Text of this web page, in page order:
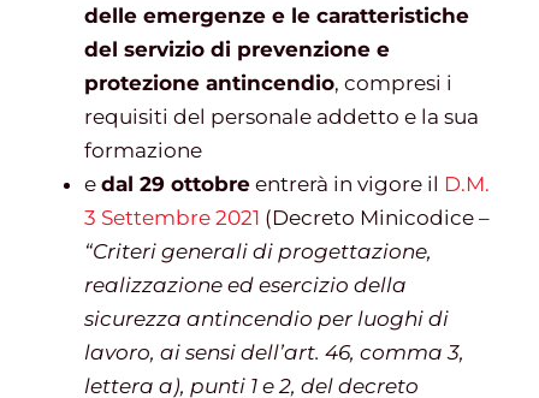
delle emergenze e le caratteristiche
del servizio di prevenzione e
protezione antincendio, compresi i
requisiti del personale addetto e la sua
formazione
e dal 29 ottobre entrerà in vigore il D.M.
3 Settembre 2021 (Decreto Minicodice –
“Criteri generali di progettazione,
realizzazione ed esercizio della
sicurezza antincendio per luoghi di
lavoro, ai sensi dell’art. 46, comma 3,
lettera a), punti 1 e 2, del decreto